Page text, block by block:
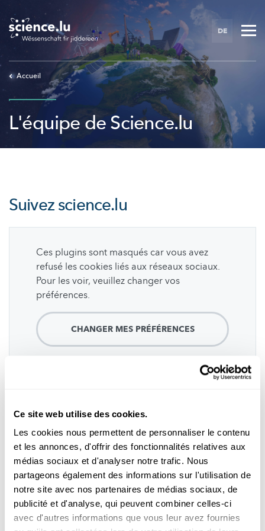
Ce site web utilise des cookies.
Les cookies nous permettent de personnaliser le contenu
et les annonces, d'offrir des fonctionnalités relatives aux
médias sociaux et d'analyser notre trafic. Nous
partageons également des informations sur l'utilisation de
notre site avec nos partenaires de médias sociaux, de
publicité et d'analyse, qui peuvent combiner celles-ci
avec d'autres informations que vous leur avez fournies
main
content
DE
Accueil
L'équipe de Science.lu
Suivezscience.lu
Ces plugins sont masqués car vous avez
refusé les cookies liés aux réseaux sociaux.
Pour les voir, veuillez changer vos
préférences.
CHANGER MES PRÉFÉRENCES
Abonnez-vous à notre
chaîne Youtube
Suivez le monde de la science et de
la recherche au Luxembourg